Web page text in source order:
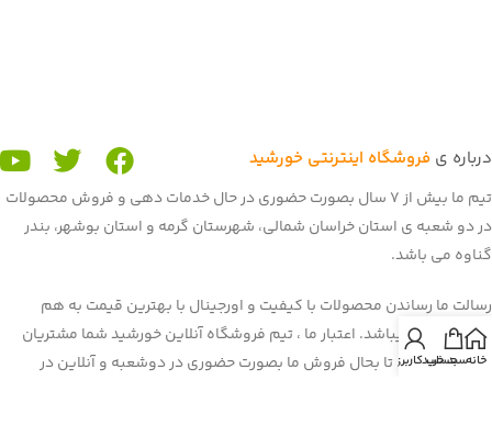
درباره ی فروشگاه اینترنتی خورشید
تیم ما بیش از 7 سال بصورت حضوری در حال خدمات دهی و فروش محصولات
در دو شعبه ی استان خراسان شمالی، شهرستان گرمه و استان بوشهر، بندر
گناوه می باشد.
رسالت ما رساندن محصولات با کیفیت و اورجینال با بهترین قیمت به هم
میهنان عزیز میباشد. اعتبار ما ، تیم فروشگاه آنلاین خورشید شما مشتریان
عزیز می باشید. تا بحال فروش ما بصورت حضوری در دوشعبه و آنلاین در
خانهسبد خرید
حساب کاربری من